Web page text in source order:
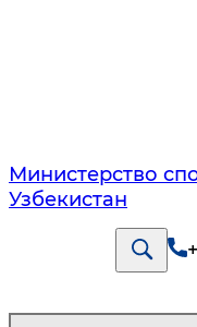
Министерство
Узбекистан